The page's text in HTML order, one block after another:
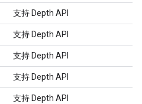
支持 Depth API
支持 Depth API
支持 Depth API
支持 Depth API
支持 Depth API